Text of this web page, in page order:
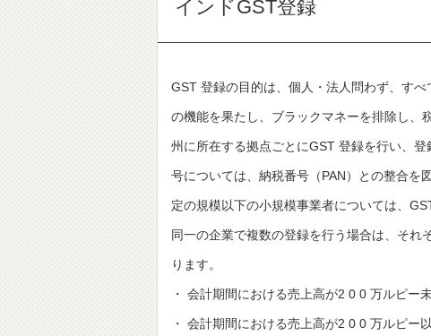
インドGST登録
GST 登録の目的は、個人・法人問わず、す
の機能を果たし、ブラックマネーを排除し、
州に所在する拠点ごとにGST 登録を行い、
号については、納税番号（PAN）との整合を
定の規模以下の小規模事業者については、
同一の企業で複数の登録を行う場合は、それ
ります。
・ 会計期間における売上高が2 0 0 万ルピ
・ 会計期間における売上高が2 0 0 万ルピ